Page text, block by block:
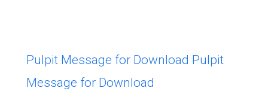
Pulpit Message for Download Pulpit
Message for Download